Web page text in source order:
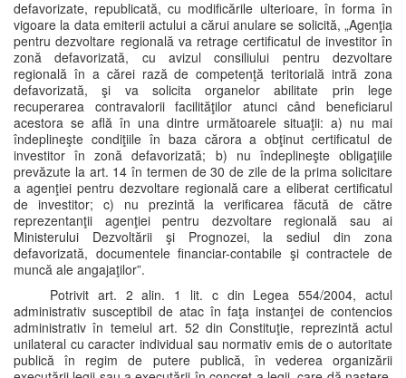
defavorizate, republicată, cu modificările ulterioare, în forma în
vigoare la data emiterii actului a cărui anulare se solicită, „Agenţia
pentru dezvoltare regională va retrage certificatul de investitor în
zonă defavorizată, cu avizul consiliului pentru dezvoltare
regională în a cărei rază de competenţă teritorială intră zona
defavorizată, şi va solicita organelor abilitate prin lege
recuperarea contravalorii facilităţilor atunci când beneficiarul
acestora se află în una dintre următoarele situaţii: a) nu mai
îndeplineşte condiţiile în baza cărora a obţinut certificatul de
investitor în zonă defavorizată; b) nu îndeplineşte obligaţiile
prevăzute la art. 14 în termen de 30 de zile de la prima solicitare
a agenţiei pentru dezvoltare regională care a eliberat certificatul
de investitor; c) nu prezintă la verificarea făcută de către
reprezentanţii agenţiei pentru dezvoltare regională sau ai
Ministerului Dezvoltării şi Prognozei, la sediul din zona
defavorizată, documentele financiar-contabile şi contractele de
muncă ale angajaţilor”.
Potrivit art. 2 alin. 1 lit. c din Legea 554/2004, actul
administrativ susceptibil de atac în faţa instanţei de contencios
administrativ în temeiul art. 52 din Constituţie, reprezintă actul
unilateral cu caracter individual sau normativ emis de o autoritate
publică în regim de putere publică, în vederea organizării